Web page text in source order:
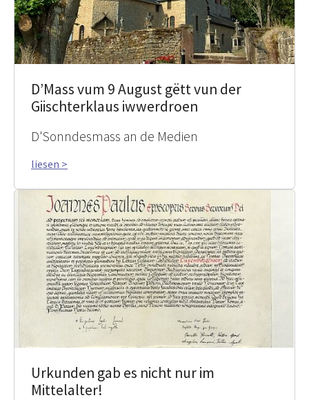
D’Mass vum 9 August gëtt vun der
Giischterklaus iwwerdroen
D'Sonndesmass an de Medien
liesen >
Urkunden gab es nicht nur im
Mittelalter!